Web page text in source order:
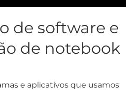
de software e
de notebook
e aplicativos que usamos